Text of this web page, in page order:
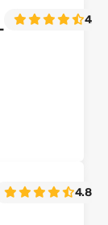
4.9
4.8